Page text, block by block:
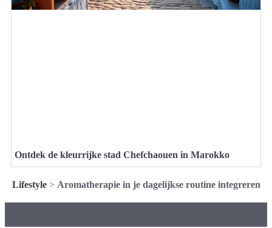
Ontdek de kleurrijke stad Chefchaouen in Marokko
Lifestyle> Aromatherapie in je dagelijkse routine integreren